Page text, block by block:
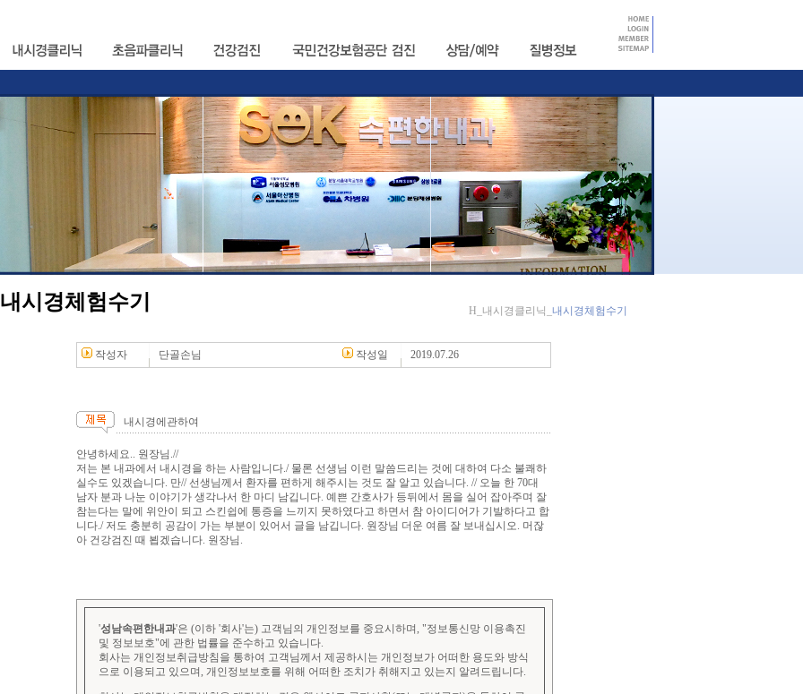
내시경체험수기 H_내시경클리닉_ 내시경체험수기
작성자 단골손님 작성일 2019.07.26
내시경에관하여
안녕하세요.. 원장님.//
저는 본 내과에서 내시경을 하는 사람입니다./ 물론 선생님 이런 말씀드리는 것에 대하여 다소 불쾌하
실수도 있겠습니다. 만// 선생님께서 환자를 편하게 해주시는 것도 잘 알고 있습니다. // 오늘 한 70대
남자 분과 나눈 이야기가 생각나서 한 마디 남깁니다. 예쁜 간호사가 등뒤에서 몸을 실어 잡아주며 잘
참는다는 말에 위안이 되고 스킨쉽에 통증을 느끼지 못하였다고 하면서 참 아이디어가 기발하다고 합
니다./ 저도 충분히 공감이 가는 부분이 있어서 글을 남깁니다. 원장님 더운 여름 잘 보내십시오. 머잖
아 건강검진 때 뵙겠습니다. 원장님.